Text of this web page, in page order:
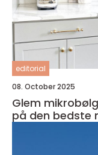
editorial
08. October 2025
Glem
på den bedste